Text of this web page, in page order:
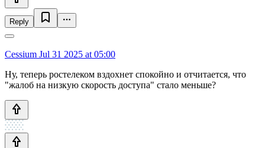
Reply
Cessium Jul 31 2025 at 05:00
Ну, теперь ростелеком вздохнет спокойно и отчитается, что
"жалоб на низкую скорость доступа" стало меньше?